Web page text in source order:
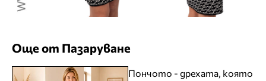
Още от Пазаруване
Пончото - дрехата, която